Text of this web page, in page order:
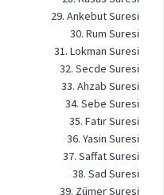
29. Ankebut Suresi
30. Rum Suresi
31. Lokman Suresi
32. Secde Suresi
33. Ahzab Suresi
34. Sebe Suresi
35. Fatır Suresi
36. Yasin Suresi
37. Saffat Suresi
38. Sad Suresi
39. Zümer Suresi